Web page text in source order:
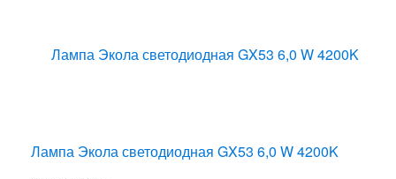
Лампа Экола светодиодная GX53 6,0 W 4200K